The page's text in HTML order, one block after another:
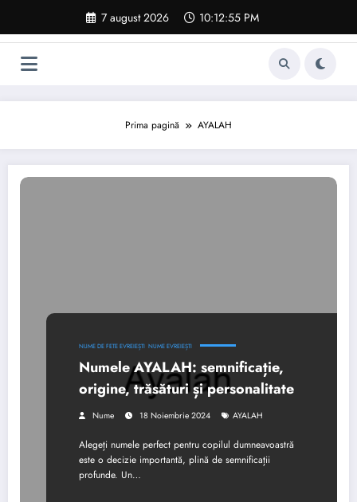
conținut
7 august 2026 10:12:56 PM
Prima pagină AYALAH
NUME DE FETE EVREIEȘTI NUME EVREIEȘTI
Numele AYALAH: semnificație,
origine, trăsături și personalitate
Nume 18 Noiembrie 2024 AYALAH
Alegeți numele perfect pentru copilul dumneavoastră
este o decizie importantă, plină de semnificații
profunde. Un…